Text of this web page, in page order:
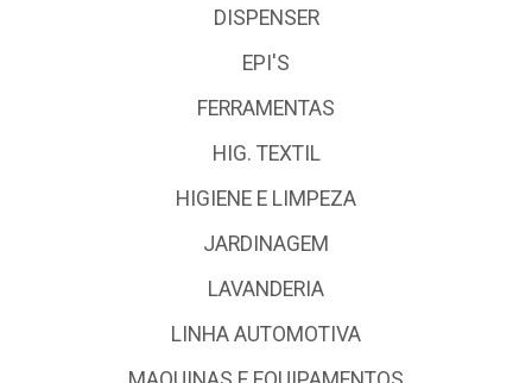
DISPENSER
EPI'S
FERRAMENTAS
HIG. TEXTIL
HIGIENE E LIMPEZA
JARDINAGEM
LAVANDERIA
LINHA AUTOMOTIVA